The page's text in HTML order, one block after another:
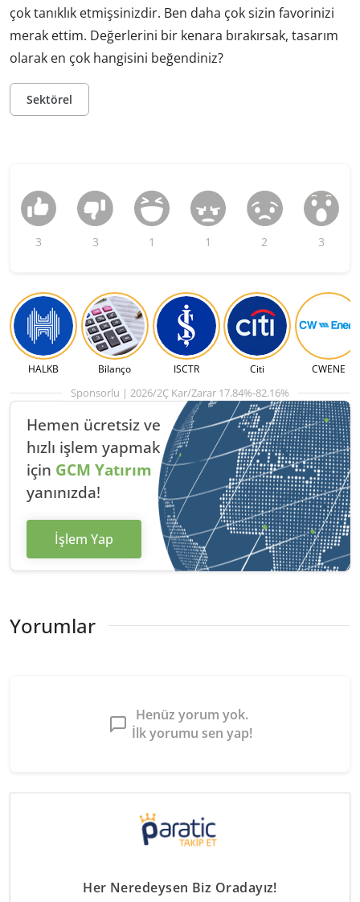
çok tanıklık etmişsinizdir. Ben daha çok sizin favorinizi
merak ettim. Değerlerini bir kenara bırakırsak, tasarım
olarak en çok hangisini beğendiniz?
Sektörel
3 3 1 1 2 3
HALKB Bilanço ISCTR Citi CWENE
Sponsorlu | 2026/2Ç Kar/Zarar 17.84%-82.16%
Hemen ücretsiz ve
hızlı işlem yapmak
için GCM Yatırım
yanınızda!
İşlem Yap
Yorumlar
Henüz yorum yok.
İlk yorumu sen yap!
Her Neredeysen Biz Oradayız!